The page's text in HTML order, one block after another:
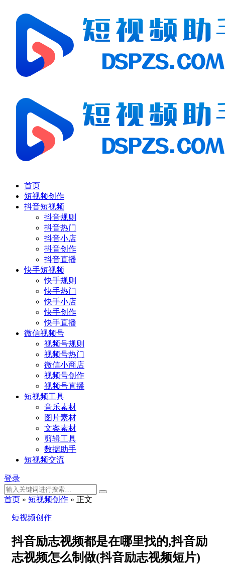
首页
短视频创作
抖音短视频
抖音规则
抖音热门
抖音小店
抖音创作
抖音直播
快手短视频
快手规则
快手热门
快手小店
快手创作
快手直播
微信视频号
视频号规则
视频号热门
微信小商店
视频号创作
视频号直播
短视频工具
音乐素材
图片素材
文案素材
剪辑工具
数据助手
短视频交流
登录
首页 » 短视频创作 » 正文
短视频创作
抖音励志视频都是在哪里找的,抖音励
志视频怎么制做(抖音励志视频短片)